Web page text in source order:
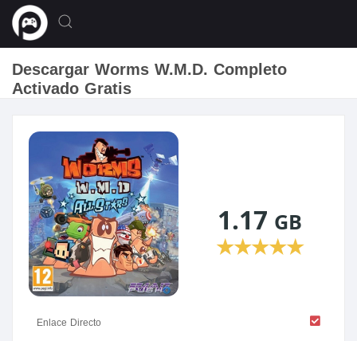
Descargar Worms W.M.D. Completo
Activado Gratis
1.17 GB
★★★★★
Enlace Directo